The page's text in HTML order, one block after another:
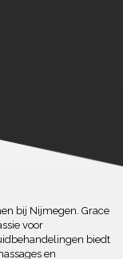
bij Nijmegen. Grace
voor
biedt
en